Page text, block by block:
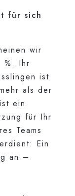
für sich
wir
%. Ihr
ist
als der
ein
für Ihr
Teams
Ein
an –